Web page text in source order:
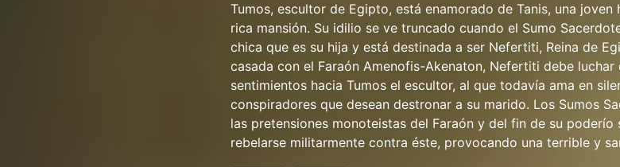
Tumos, escultor de Egipto, está enamorado de Tanis, una joven
rica mansión. Su idilio se ve truncado cuando el Sumo
chica que es su hija y está destinada a ser Nefertiti, Reina de
casada con el Faraón Amenofis-Akenaton, Nefertiti debe
sentimientos hacia Tumos el escultor, al que todavía ama en
conspiradores que desean destronar a su marido. Los Sumos
las pretensiones monoteistas del Faraón y del fin de su poderío
rebelarse militarmente contra éste, provocando una terrible y